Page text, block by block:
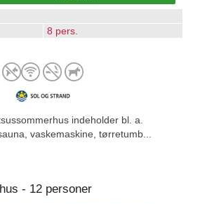
8 pers.
indeholder bl. a.
vaskemaskine, tørretumb...
- 12 personer